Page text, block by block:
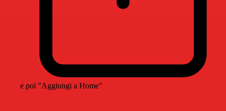
e poi "Aggiungi a Home"